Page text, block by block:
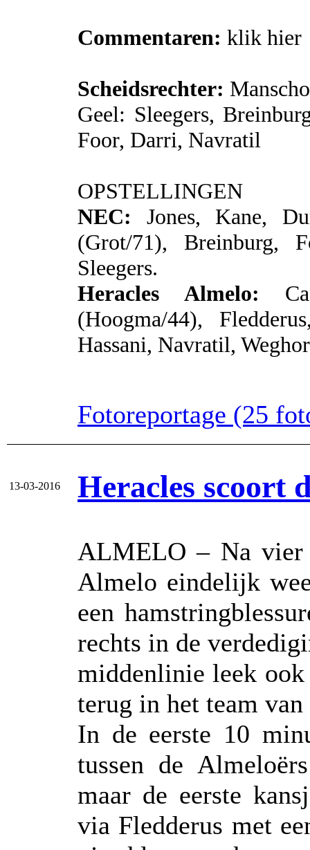
Commentaren: klik hier
Scheidsrechter:
Geel: Sleegers,
Foor, Darri, Navratil
OPSTELLINGEN
NEC: Jones, Kane,
(Grot/71), Breinburg,
Sleegers.
Heracles Almelo:
(Hoogma/44),
Hassani, Navratil,
Fotoreportage (25
13-03-2016 Heracles scoort
ALMELO – Na vier
Almelo eindelijk
een
rechts in de
middenlinie leek
terug in het team
In de eerste 10
tussen de
maar de eerste
via Fledderus met